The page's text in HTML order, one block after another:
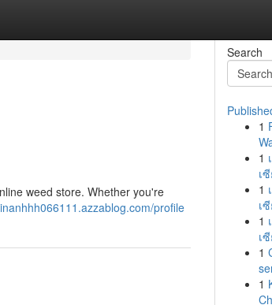
weed store. Whether you're
profile
Search
1
1
เ
1
เ
1
เ
1
1